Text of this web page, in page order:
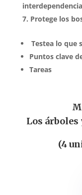
Protege los
Testea lo que
Puntos clave
Tareas
Los árboles
(4